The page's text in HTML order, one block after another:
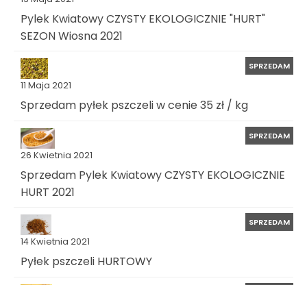
Pylek Kwiatowy CZYSTY EKOLOGICZNIE "HURT"
SEZON Wiosna 2021
11 Maja 2021
SPRZEDAM
Sprzedam pyłek pszczeli w cenie 35 zł / kg
26 Kwietnia 2021
SPRZEDAM
Sprzedam Pylek Kwiatowy CZYSTY EKOLOGICZNIE
HURT 2021
14 Kwietnia 2021
SPRZEDAM
Pyłek pszczeli HURTOWY